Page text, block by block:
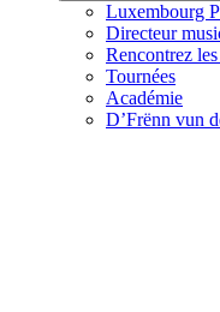
Luxembourg
Directeur
Rencontrez
Tournées
Académie
D’Frënn vun